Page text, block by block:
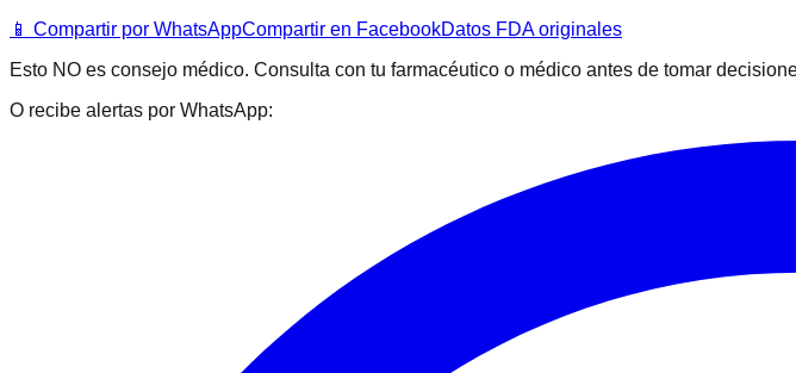
📱 Compartir por WhatsAppCompartir en FacebookDatos FDA originales
Esto NO es consejo médico. Consulta con tu farmacéutico o médico antes de tomar
O recibe alertas por WhatsApp: